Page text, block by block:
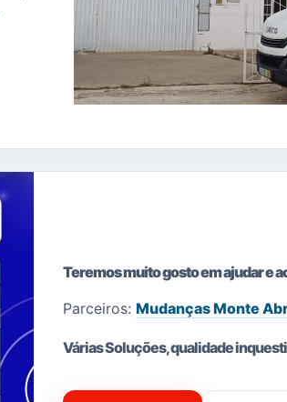
Teremos muito gosto em ajudar e
Parceiros:Mudanças Monte
Várias Soluções, qualidade i